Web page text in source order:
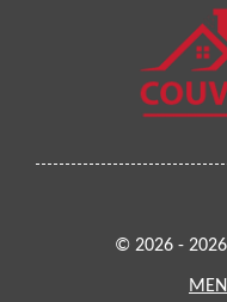
© 2026 - 2026